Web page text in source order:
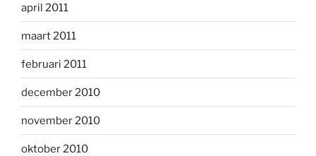
april 2011
maart 2011
februari 2011
december 2010
november 2010
oktober 2010